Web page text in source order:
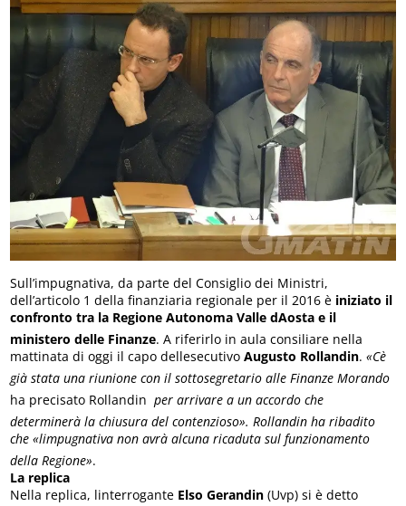
Sull’impugnativa, da parte del Consiglio dei Ministri,
dell’articolo 1 della finanziaria regionale per il 2016 è iniziato il
confronto tra la Regione Autonoma Valle dAosta e il
ministero delle Finanze. A riferirlo in aula consiliare nella
mattinata di oggi il capo dellesecutivoAugusto Rollandin.«Cè
già stata una riunione con il sottosegretario alle Finanze Morando
ha precisato Rollandin per arrivare a un accordo che
determinerà la chiusura del contenzioso». Rollandin ha ribadito
che «limpugnativa non avrà alcuna ricaduta sul funzionamento
della Regione».
La replica
Nella replica, linterrogante Elso Gerandin (Uvp) si è detto